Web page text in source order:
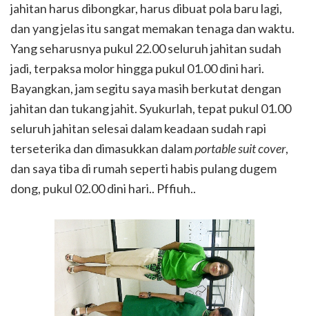
jahitan harus dibongkar, harus dibuat pola baru lagi,
dan yang jelas itu sangat memakan tenaga dan waktu.
Yang seharusnya pukul 22.00 seluruh jahitan sudah
jadi, terpaksa molor hingga pukul 01.00 dini hari.
Bayangkan, jam segitu saya masih berkutat dengan
jahitan dan tukang jahit. Syukurlah, tepat pukul 01.00
seluruh jahitan selesai dalam keadaan sudah rapi
terseterika dan dimasukkan dalamportable suit cover,
dan saya tiba di rumah seperti habis pulang dugem
dong, pukul 02.00 dini hari.. Pffiuh..